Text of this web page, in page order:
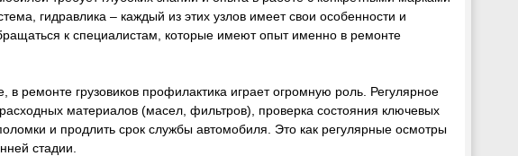
гидравлика – каждый из этих узлов имеет свои особенности и
к специалистам, которые имеют опыт именно в ремонте
в ремонте грузовиков профилактика играет огромную роль. Регулярное
материалов (масел, фильтров), проверка состояния ключевых
и продлить срок службы автомобиля. Это как регулярные осмотры
стадии.